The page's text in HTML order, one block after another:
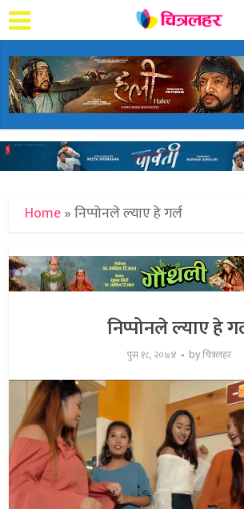
Home»निप्पोनले ल्याए हे गर्ल
निप्पोनले ल्याए हे
पुस १८, २०७४ byचित्रलहर